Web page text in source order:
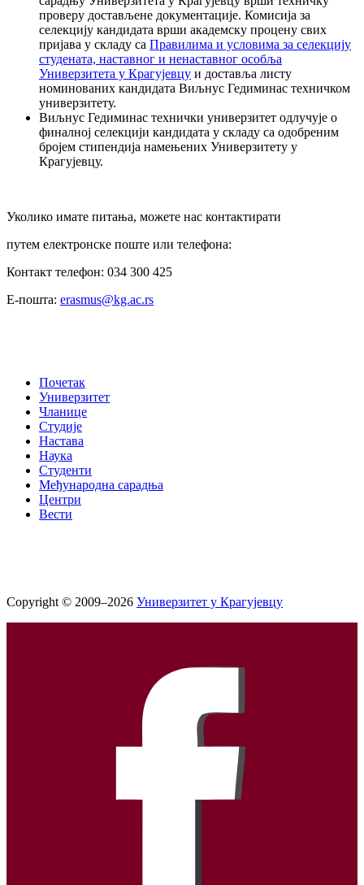
проверу достављене документације. Комисија за
селекцију кандидата врши академску процену свих
пријава у складу са Правилима и условима за селекцију
студената, наставног и ненаставног особља
Универзитета у Крагујевцу и доставља листу
номинованих кандидата Виљнус Гедиминас техничком
универзитету.
Виљнус Гедиминас технички универзитет одлучује о
финалној селекцији кандидата у складу са одобреним
бројем стипендија намењених Универзитету у
Крагујевцу.
Уколико имате питања, можете нас контактирати
путем електронске поште или телефона:
Контакт телефон: 034 300 425
Е-пошта: erasmus@kg.ac.rs
Почетак
Универзитет
Чланице
Студије
Настава
Наука
Студенти
Међународна сарадња
Центри
Вести
Copyright © 2009–2026 Универзитет у Крагујевцу